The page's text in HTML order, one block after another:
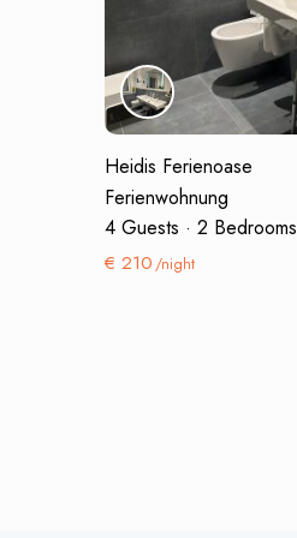
Heidis Ferienoase
Ferienwohnung
4 Guests · 2 Bedrooms
€ 210/night